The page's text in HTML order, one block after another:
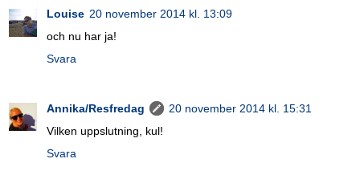
Louise 20 november 2014 kl. 13:09
och nu har ja!
Svara
Annika/Resfredag
20 november 2014 kl. 15:31
Vilken uppslutning, kul!
Svara